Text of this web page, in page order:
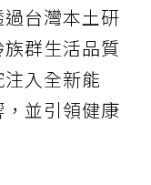
台灣本土研
群生活品質
入全新能
並引領健康